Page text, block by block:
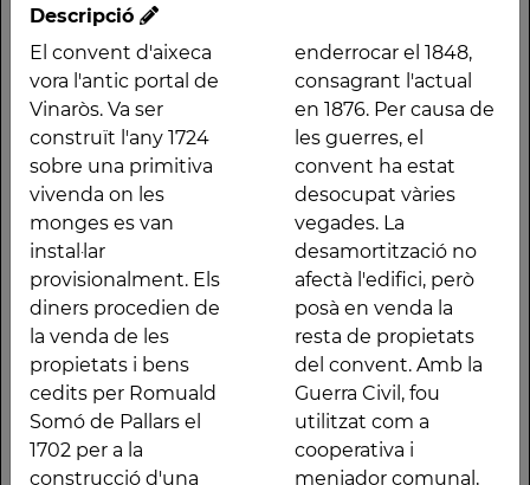
Descripció
El convent d'aixeca
vora l'antic portal de
Vinaròs. Va ser
construït l'any 1724
sobre una primitiva
vivenda on les
monges es van
instal·lar
provisionalment. Els
diners procedien de
la venda de les
propietats i bens
cedits per Romuald
Somó de Pallars el
1702 per a la
construcció d'una
enderrocar el 1848,
consagrant l'actual
en 1876. Per causa de
les guerres, el
convent ha estat
desocupat vàries
vegades. La
desamortització no
afectà l'edifici, però
posà en venda la
resta de propietats
del convent. Amb la
Guerra Civil, fou
utilitzat com a
cooperativa i
menjador comunal,
Direcció
C/ Major, 135 Ulldecona
(Montsià)
Descripció
El convent d'aixeca
vora l'antic portal de
Vinaròs. Va ser
construït l'any 1724
sobre una primitiva
vivenda on les
monges es van
instal·lar
provisionalment. Els
va enderrocar el 1848,
consagrant l'actual en
1876. Per causa de les
guerres, el convent ha
estat desocupat vàries
vegades. La
desamortització no
afectà l'edifici, però
posà en venda la resta